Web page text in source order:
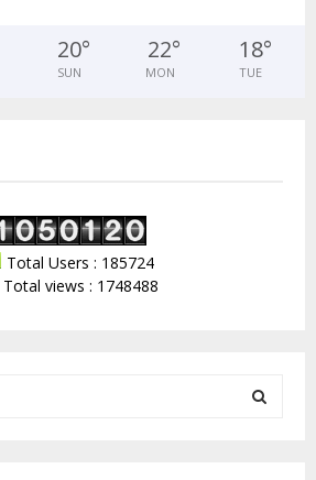
20°
SUN
22°
MON
18°
TUE
Total Users : 185724
Total views : 1748488